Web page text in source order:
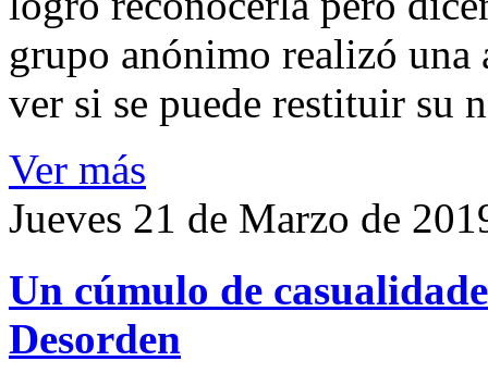
grupo anónimo realizó
ver si se puede restituir su
Ver más
Jueves 21 de Marzo de
Un cúmulo de
Desorden